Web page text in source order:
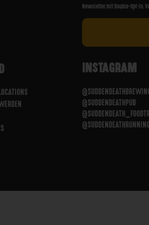
Newsletter mit Double-Opt-In.
INSTAGRAM
@SUDDENDEATHPUB